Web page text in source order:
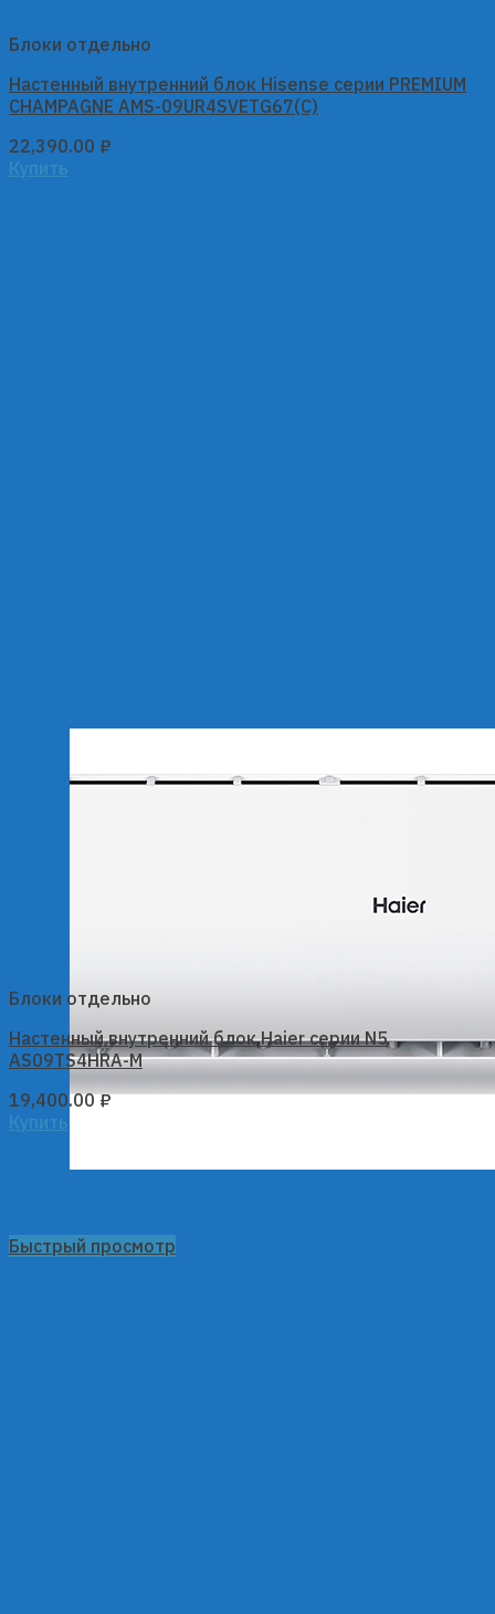
Блоки отдельно
Настенный внутренний блок Hisense серии PREMIUM
CHAMPAGNE AMS-09UR4SVETG67(C)
22,390.00 ₽
Купить
Быстрый просмотр
Блоки отдельно
Настенный внутренний блок Haier серии N5
AS09TS4HRA-M
19,400.00₽
Купить